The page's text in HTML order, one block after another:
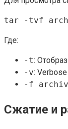
tar -tvf
Где:
-t:
-v:
-f
Сжатие и